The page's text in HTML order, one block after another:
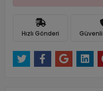
Hızlı Gönderi Güvenli